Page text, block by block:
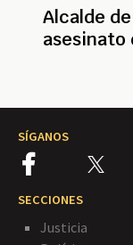
Alcalde
SÍGANOS
SECCIONES
Justicia